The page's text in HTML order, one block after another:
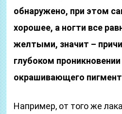
обнаружено, при этом
хорошее, а ногти все
желтыми, значит –
глубоком
окрашивающего
Например, от того же